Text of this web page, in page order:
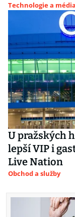
Technologie a média
U pražských
lepší VIP i
Live Nation
Obchod a služby